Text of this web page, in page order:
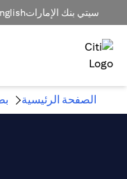
سيتي بنك الإمارات
الصفحة الرئيسية